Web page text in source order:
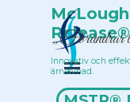
Till innehåll
Release®
„Förändrar
Innovativ och
ärrvävnad.
Hoppa